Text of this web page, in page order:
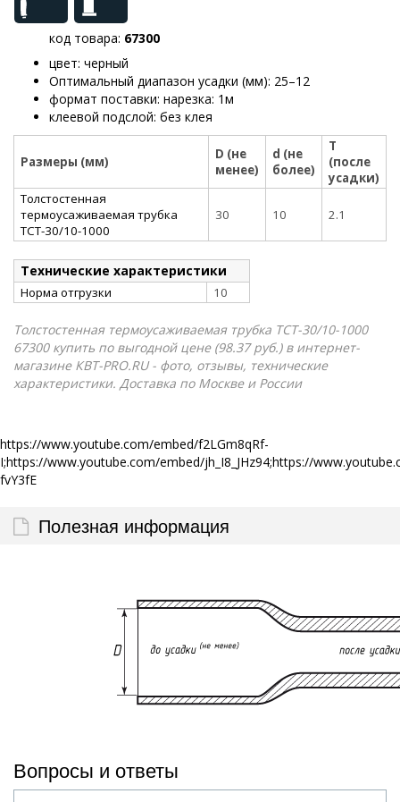
код товара: 67300
цвет: черный
Оптимальный диапазон усадки (мм): 25–12
формат поставки: нарезка: 1м
клеевой подслой: без клея
Размеры (мм)
D (не
менее)
d (не
более)
T
(после
усадки)
Толстостенная
термоусаживаемая трубка
ТСТ-30/10-1000
30 10 2.1
Технические характеристики
Норма отгрузки 10
Толстостенная термоусаживаемая трубка ТСТ-30/10-1000
67300 купить по выгодной цене (98.37 руб.) в интернет-
магазине КВТ-PRO.RU - фото, отзывы, технические
характеристики. Доставка по Москве и России
https://www.youtube.com/embed/f2LGm8qRf-
I;https://www.youtube.com/embed/jh_I8_JHz94;https://
fvY3fE
Полезная информация
Вопросы и ответы